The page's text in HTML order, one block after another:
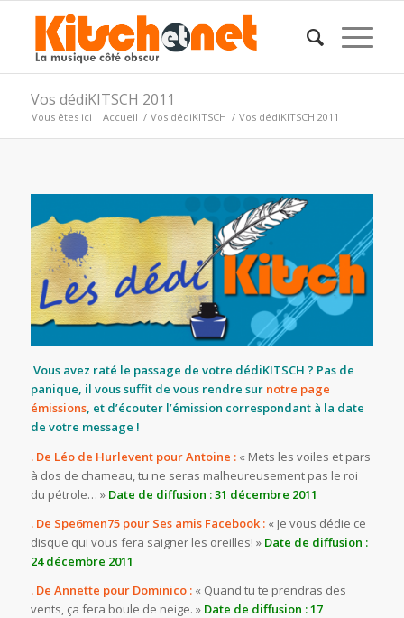
Vos dédiKITSCH 2011
Vous êtes ici : Accueil / Vos dédiKITSCH / Vos dédiKITSCH 2011
Vous avez raté le passage de votre dédiKITSCH ? Pas de
panique, il vous suffit de vous rendre sur notre page
émissions, et d’écouter l’émission correspondant à la date
de votre message !
. De Léo de Hurlevent pour Antoine :« Mets les voiles et pars
à dos de chameau, tu ne seras malheureusement pas le roi
du pétrole… » Date de diffusion : 31 décembre 2011
. De Spe6men75 pour Ses amis Facebook :« Je vous dédie ce
disque qui vous fera saigner les oreilles! » Date de diffusion :
24 décembre 2011
. De Annette pour Dominico :« Quand tu te prendras des
vents, ça fera boule de neige. » Date de diffusion : 17